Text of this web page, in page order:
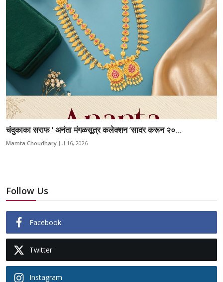
चंदुकाका सराफ ‘ अनंता मंगळसूत्र कलेक्शन ’सादर करून २०...
Mamta Choudhary Jul 16, 2026
Follow Us
Facebook
Twitter
Instagram